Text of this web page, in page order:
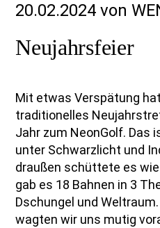
20.02.2024 von
Neujahrsfeier
Mit etwas Verspätung
traditionelles
Jahr zum NeonGolf. Das
unter Schwarzlicht und
draußen schüttete es
gab es 18 Bahnen in 3
Dschungel und
wagten wir uns mutig